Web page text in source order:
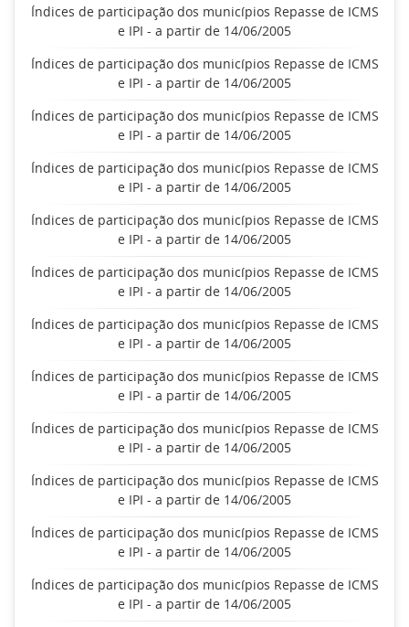
Índices de participação dos municípios Repasse de ICMS
e IPI - a partir de 14/06/2005
Índices de participação dos municípios Repasse de ICMS
e IPI - a partir de 14/06/2005
Índices de participação dos municípios Repasse de ICMS
e IPI - a partir de 14/06/2005
Índices de participação dos municípios Repasse de ICMS
e IPI - a partir de 14/06/2005
Índices de participação dos municípios Repasse de ICMS
e IPI - a partir de 14/06/2005
Índices de participação dos municípios Repasse de ICMS
e IPI - a partir de 14/06/2005
Índices de participação dos municípios Repasse de ICMS
e IPI - a partir de 14/06/2005
Índices de participação dos municípios Repasse de ICMS
e IPI - a partir de 14/06/2005
Índices de participação dos municípios Repasse de ICMS
e IPI - a partir de 14/06/2005
Índices de participação dos municípios Repasse de ICMS
e IPI - a partir de 14/06/2005
Índices de participação dos municípios Repasse de ICMS
e IPI - a partir de 14/06/2005
Índices de participação dos municípios Repasse de ICMS
e IPI - a partir de 14/06/2005